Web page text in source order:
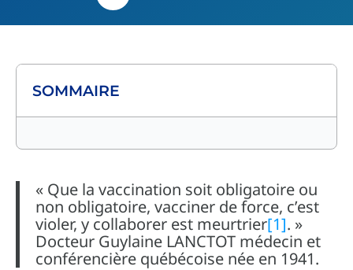
SOMMAIRE
« Que la vaccination soit obligatoire ou
non obligatoire, vacciner de force, c’est
violer, y collaborer est meurtrier[1]. »
Docteur Guylaine LANCTOT médecin et
conférencière québécoise née en 1941.